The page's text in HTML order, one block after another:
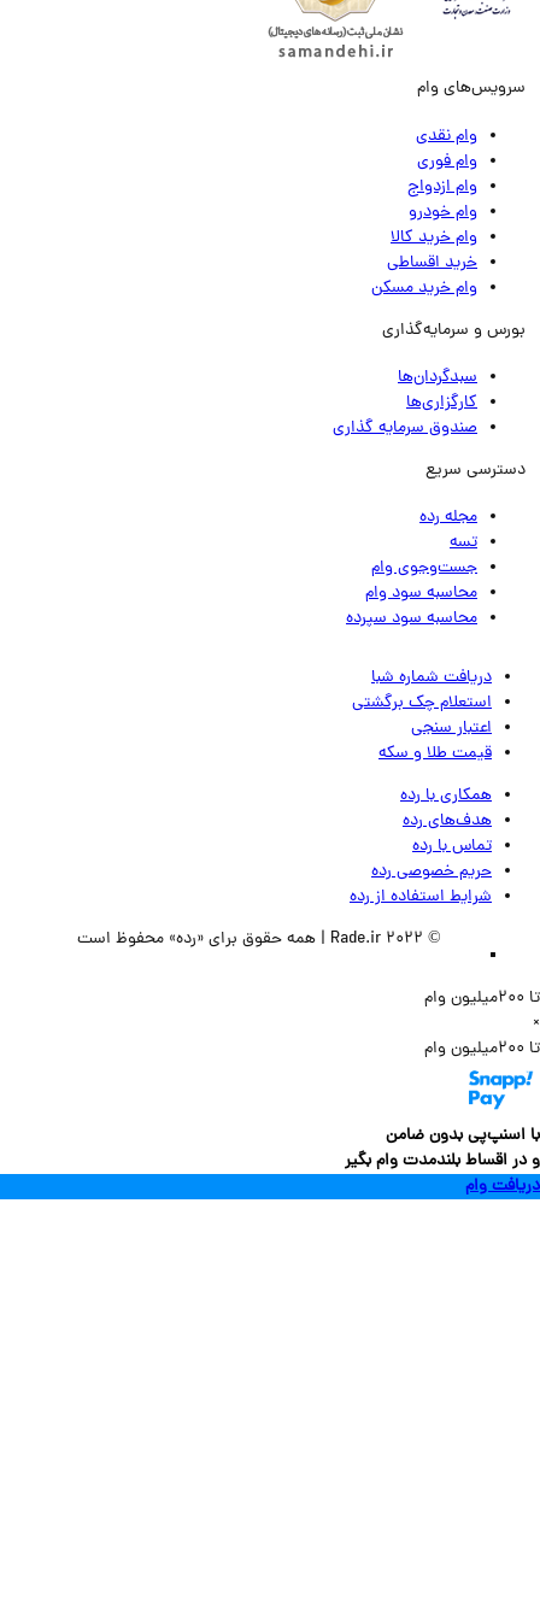
وام
وام نقدی
وام فوری
وام ازدواج
وام خودرو
وام خرید کالا
خرید اقساطی
وام خرید مسکن
و سرمایه‌گذاری
سبدگردان‌ها
کارگزاری‌ها
صندوق سرمایه گذاری
سریع
مجله رده
تسه
جست‌وجوی وام
محاسبه سود وام
محاسبه سود سپرده
دریافت شماره شبا
استعلام چک برگشتی
اعتبار سنجی
قیمت طلا و سکه
همکاری با رده
هدف‌های رده
تماس‌ با‌ رده
حریم خصوصی رده
شرایط استفاده از رده
بدون ضامن
بلندمدت وام بگیر
وام